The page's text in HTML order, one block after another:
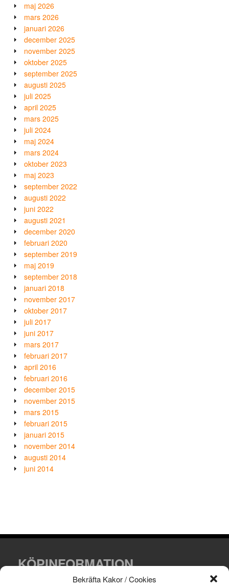
Bekräfta Kakor / Cookies
maj 2026
mars 2026
januari 2026
december 2025
november 2025
oktober 2025
september 2025
augusti 2025
juli 2025
april 2025
mars 2025
juli 2024
maj 2024
mars 2024
oktober 2023
maj 2023
september 2022
augusti 2022
juni 2022
augusti 2021
december 2020
februari 2020
september 2019
maj 2019
september 2018
januari 2018
november 2017
oktober 2017
juli 2017
juni 2017
mars 2017
februari 2017
april 2016
februari 2016
december 2015
november 2015
mars 2015
februari 2015
januari 2015
november 2014
augusti 2014
juni 2014
KÖPINFORMATION
Villkor och leveransinformation.